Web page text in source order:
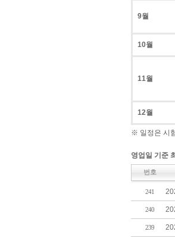
9월
10월
11월
12월
※ 일정은 시
영업일 기준
번호
241
240
239